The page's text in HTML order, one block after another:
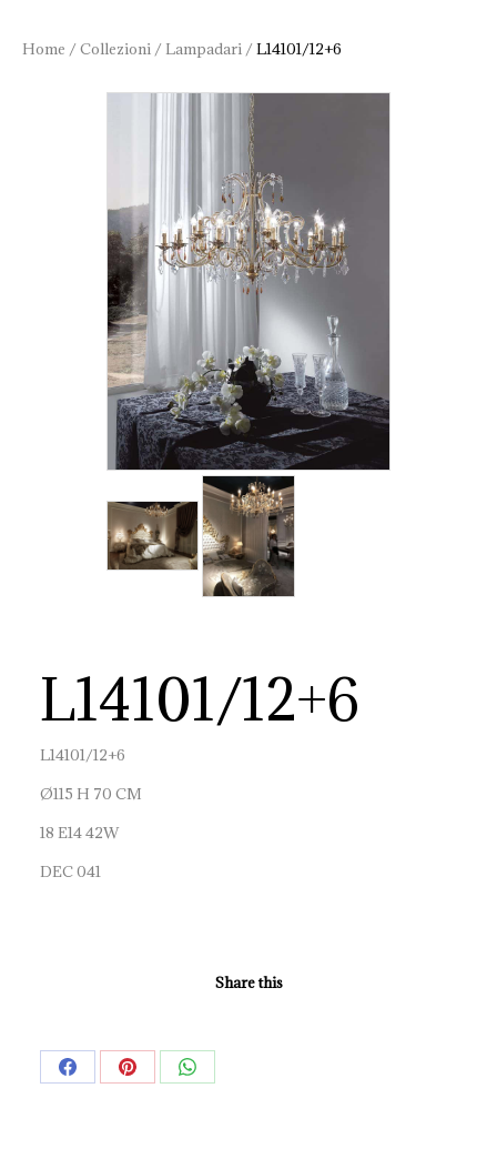
Home /Collezioni /Lampadari /L14101/12+6
L14101/12+6
L14101/12+6
Ø115 H 70 CM
18 E14 42W
DEC 041
Share this
Share Share Share